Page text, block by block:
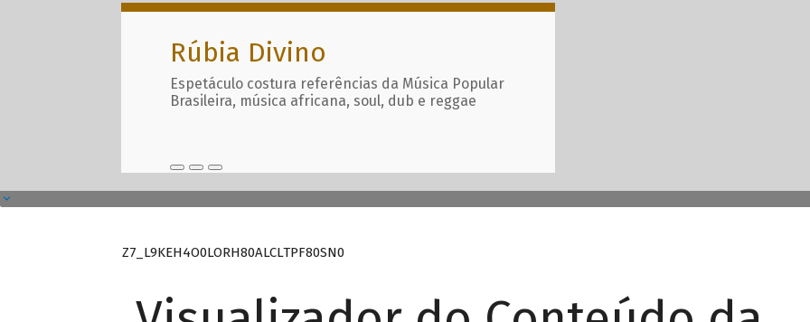
Rúbia Divino
Espetáculo costura referências da Música Popular
Brasileira, música africana, soul, dub e reggae
Z7_L9KEH4O0LORH80ALCLTPF80SN0